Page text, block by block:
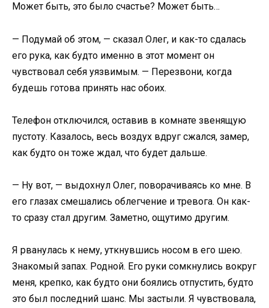
Может быть, это было счастье? Может быть…
— Подумай об этом, — сказал Олег, и как-то сдалась
его рука, как будто именно в этот момент он
чувствовал себя уязвимым. — Перезвони, когда
будешь готова принять нас обоих.
Телефон отключился, оставив в комнате звенящую
пустоту. Казалось, весь воздух вдруг сжался, замер,
как будто он тоже ждал, что будет дальше.
— Ну вот, — выдохнул Олег, поворачиваясь ко мне. В
его глазах смешались облегчение и тревога. Он как-
то сразу стал другим. Заметно, ощутимо другим.
Я рванулась к нему, уткнувшись носом в его шею.
Знакомый запах. Родной. Его руки сомкнулись вокруг
меня, крепко, как будто они боялись отпустить, будто
это был последний шанс. Мы застыли. Я чувствовала,